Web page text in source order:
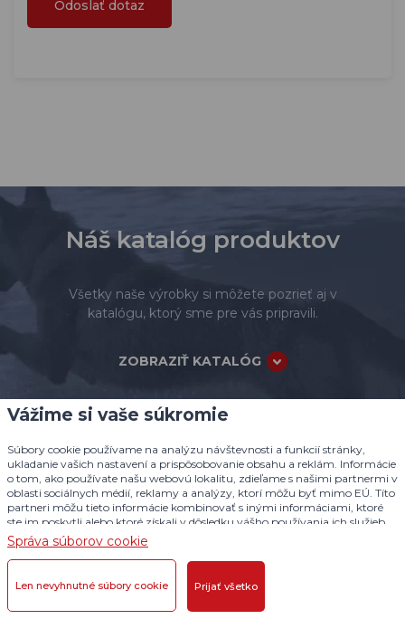
Náš katalóg produktov
Všetky naše výrobky si môžete pozrieť aj v
katalógu, ktorý sme pre vás pripravili.
ZOBRAZIŤ KATALÓG
Prihláste sa na odber našich
noviniek
Posielame vám zaujímavé fakty a zážitky, ktoré oceníte.
Príklady, ako správne používať výrobky, ako sa o ne starať
alebo ako na ne získať zľavu.
Vážime si vaše súkromie
Súbory cookie používame na analýzu návštevnosti a funkcií stránky,
ukladanie vašich nastavení a prispôsobovanie obsahu a reklám. Informácie
o tom, ako používate našu webovú lokalitu, zdieľame s našimi partnermi v
oblasti sociálnych médií, reklamy a analýzy, ktorí môžu byť mimo EÚ. Títo
partneri môžu tieto informácie kombinovať s inými informáciami, ktoré
ste im poskytli alebo ktoré získali v dôsledku vášho používania ich služieb.
Podrobné informácie
Správa súborov cookie
Len nevyhnutné súbory cookie Prijať všetko